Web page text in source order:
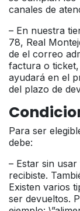
canales de
– En nuestra
78, Real
de el correo
factura o
ayudará en el
del plazo de
Para ser
debe:
– Estar sin
recibiste.
Existen varios
ser devueltos.